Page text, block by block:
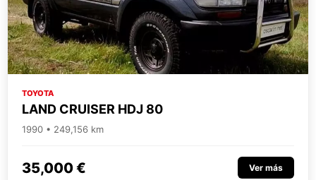
TOYOTA
LAND CRUISER HDJ 80
1990 • 249,156 km
35,000 € Ver más